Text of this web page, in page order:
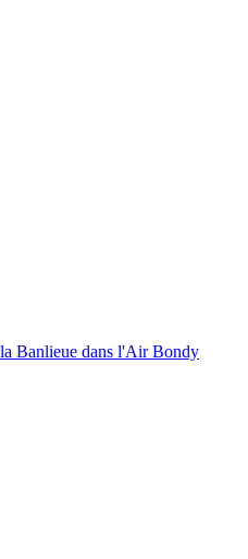
Banlieue dans l'Air Bondy